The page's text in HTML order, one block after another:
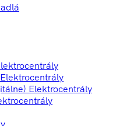
Elektrocentrály